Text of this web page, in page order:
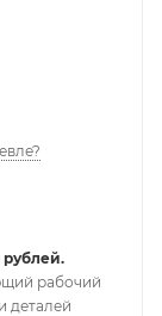
рублей.
рабочий
деталей